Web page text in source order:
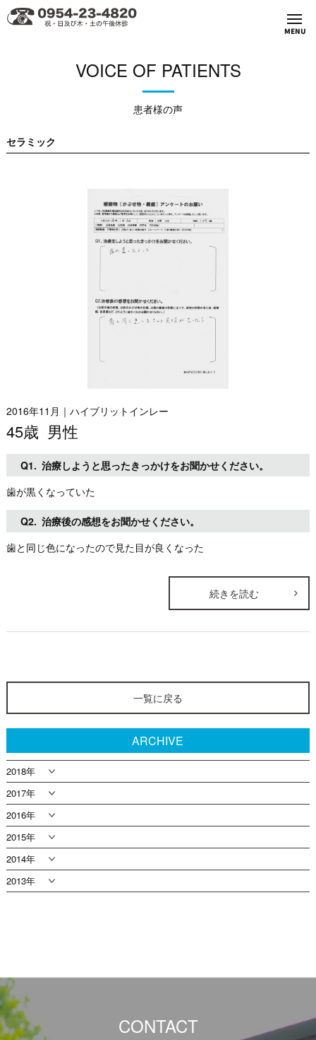
MENU
VOICE OF PATIENTS
患者様の声
セラミック
2016年11月 ｜ ハイブリットインレー
45歳 男性
Q1. 治療しようと思ったきっかけをお聞かせください。
歯が黒くなっていた
Q2. 治療後の感想をお聞かせください。
歯と同じ色になったので見た目が良くなった
続きを読む
一覧に戻る
ARCHIVE
2018年
2017年
2016年
2015年
2014年
2013年
CONTACT